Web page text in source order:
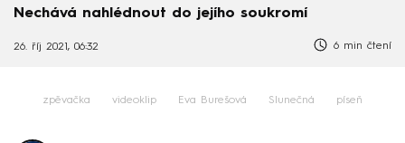
Nechává nahlédnout do jejího soukromí
26. říj 2021, 06:32 6 min čtení
zpěvačka videoklip Eva Burešová Slunečná píseň